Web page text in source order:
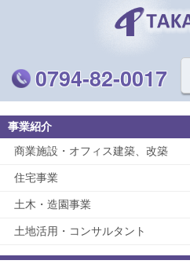
0794-82-0017
事業紹介
商業施設・オフィス建築、改築
住宅事業
土木・造園事業
土地活用・コンサルタント